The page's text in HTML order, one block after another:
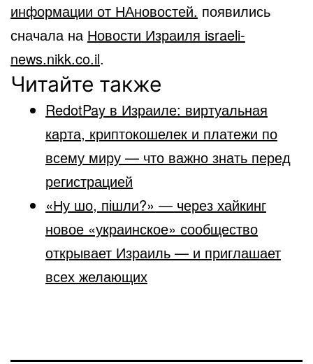
информации от НАновостей. появились
сначала на Новости Израиля israeli-
news.nikk.co.il.
Читайте также
RedotPay в Израиле: виртуальная
карта, криптокошелек и платежи по
всему миру — что важно знать перед
регистрацией
«Ну шо, пішли?» — через хайкинг
новое «украинское» сообщество
открывает Израиль — и приглашает
всех желающих